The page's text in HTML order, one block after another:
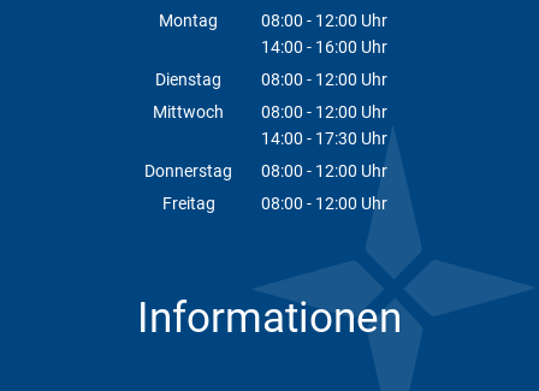
Montag 08:00 - 12:00 Uhr
Von 08:00 bis 12:00 Uhr
14:00 - 16:00 Uhr
Von 14:00 bis 16:00 Uhr
Dienstag 08:00 - 12:00 Uhr
Von 08:00 bis 12:00 Uhr
Mittwoch 08:00 - 12:00 Uhr
Von 08:00 bis 12:00 Uhr
14:00 - 17:30 Uhr
Von 14:00 bis 17:30 Uhr
Donnerstag 08:00 - 12:00 Uhr
Von 08:00 bis 12:00 Uhr
Freitag 08:00 - 12:00 Uhr
Von 08:00 bis 12:00 Uhr
Informationen